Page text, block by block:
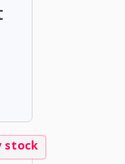
stock